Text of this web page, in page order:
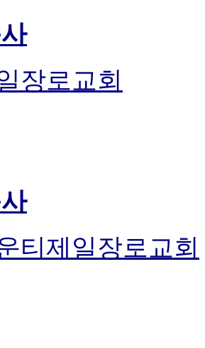
장로교회
티제일장로교회